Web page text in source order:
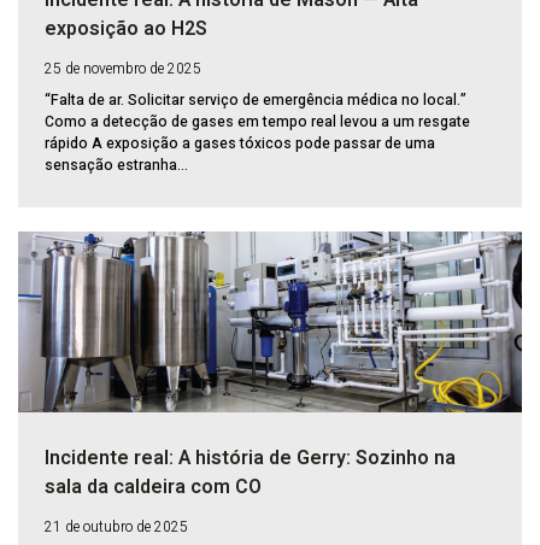
exposição ao H2S
25 de novembro de 2025
“Falta de ar. Solicitar serviço de emergência médica no local.”
Como a detecção de gases em tempo real levou a um resgate
rápido A exposição a gases tóxicos pode passar de uma
sensação estranha...
Incidente real: A história de Gerry: Sozinho na
sala da caldeira com CO
21 de outubro de 2025